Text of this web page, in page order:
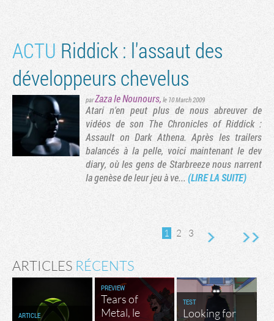
ACTU Riddick : l'assaut des
développeurs chevelus
parZaza le Nounours, le 10 March 2009
Atari n'en peut plus de nous abreuver de
vidéos de son The Chronicles of Riddick :
Assault on Dark Athena. Après les trailers
balancés à la pelle, voici maintenant le dev
diary, où les gens de Starbreeze nous narrent
la genèse de leur jeu à ve...(LIRE LA SUITE)
1 2 3
ARTICLES RÉCENTS
ARTICLE
PREVIEW
Tears of
Metal, le
TEST
Looking for